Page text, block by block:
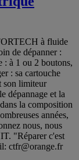
à fluide
de dépanner :
: à 1 ou 2 boutons,
: sa cartouche
son limiteur
dépannage et la
la composition
années,
nous, nous
"Réparer c'est
ctfr@orange.fr